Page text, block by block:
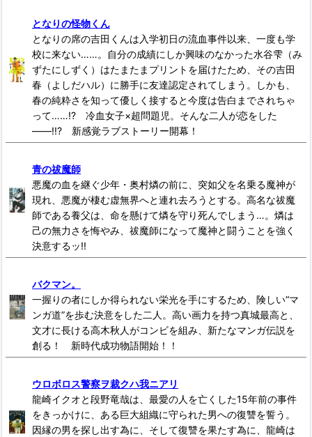
となりの怪物くん
となりの席の吉田くんは入学初日の流血事件以来、一度も学
校に来ない……。自分の成績にしか興味のなかった水谷雫（み
ずたにしずく）はたまたまプリントを届けたため、その吉田
春（よしだハル）に勝手に友達認定されてしまう。しかも、
春の純粋さを知って優しく接すると今度は告白までされちゃ
って……!? 冷血女子×超問題児。そんな二人が恋をした
――!!? 新感覚ラブストーリー開幕！
青の祓魔師
悪魔の血を継ぐ少年・奥村燐の前に、突如父を名乗る魔神が
現れ、悪魔が棲む虚無界へと連れ去ろうとする。高名な祓魔
師である養父は、命を懸けて燐を守り死んでしまう…。燐は
己の無力さを悔やみ、祓魔師になって魔神と闘うことを強く
決意するッ!!
バクマン。
一握りの者にしか得られない栄光を手にするため、険しい“マ
ンガ道”を歩む決意をした二人。高い画力を持つ真城最高と、
文才に長ける高木秋人がコンビを組み、新たなマンガ伝説を
創る！ 新時代成功物語開始！！
ウロボロス警察ヲ裁クハ我ニアリ
龍崎イクオと段野竜哉は、最愛の人を亡くした15年前の事件
をきっかけに、ある巨大組織に守られた男への復讐を誓う。
因縁の男を探し出す為に、そして復讐を果たす為に、龍崎は